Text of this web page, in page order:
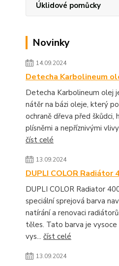
Úklidové pomůcky
Novinky
14.09.2024
Detecha Karbolineum
Detecha Karbolineum olej
nátěr na bázi oleje, který
ochraně dřeva před škůdci,
plísněmi a nepříznivými
číst celé
13.09.2024
DUPLI COLOR Radiátor
DUPLI COLOR Radiator
speciální sprejová barva
natírání a renovaci
těles. Tato barva je vysoce
vys... číst celé
13.09.2024